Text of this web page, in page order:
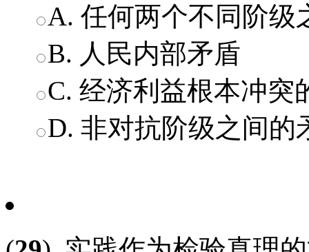
A. 任何两个不同阶级
B. 人民内部矛盾
C. 经济利益根本冲突
D. 非对抗阶级之间的